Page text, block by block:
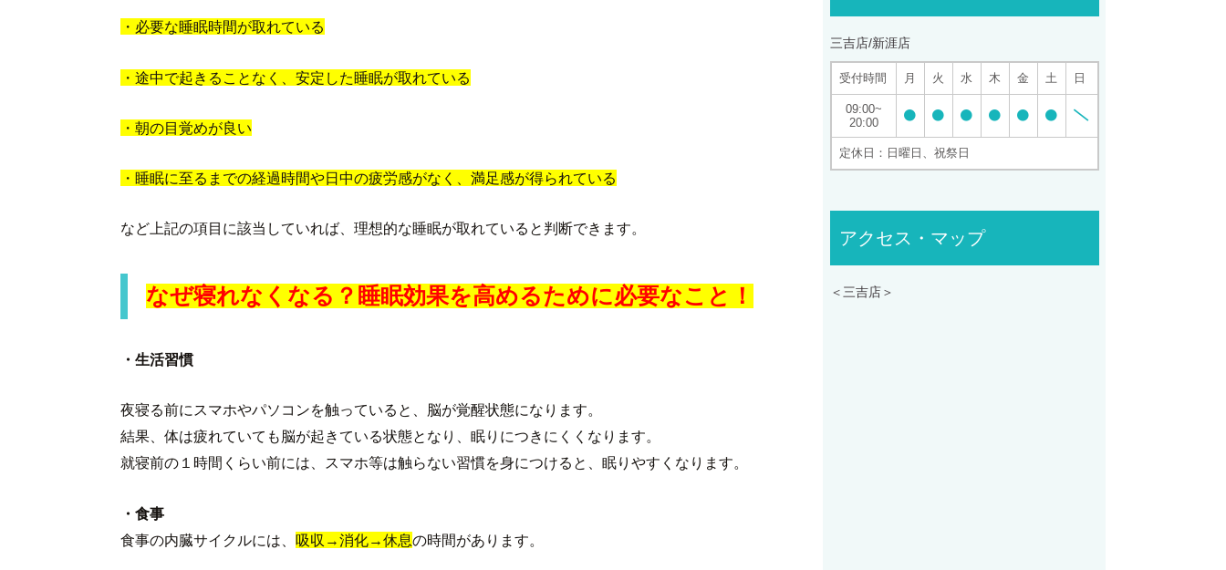
・必要な睡眠時間が取れている
・途中で起きることなく、安定した睡眠が取れている
・朝の目覚めが良い
・睡眠に至るまでの経過時間や日中の疲労感がなく、満足感が得られている
など上記の項目に該当していれば、理想的な睡眠が取れていると判断できます。
なぜ寝れなくなる？睡眠効果を高めるために必要なこと！
・生活習慣
夜寝る前にスマホやパソコンを触っていると、脳が覚醒状態になります。
結果、体は疲れていても脳が起きている状態となり、眠りにつきにくくなります。
就寝前の１時間くらい前には、スマホ等は触らない習慣を身につけると、眠りやすくなります。
・食事
食事の内臓サイクルには、 吸収→消化→休息の時間があります。
三吉店/新涯店
受付時間 月 火 水 木 金 土 日
09:00
20:00
定休日：日曜日、祝祭日
アクセス・マップ
＜三吉店＞